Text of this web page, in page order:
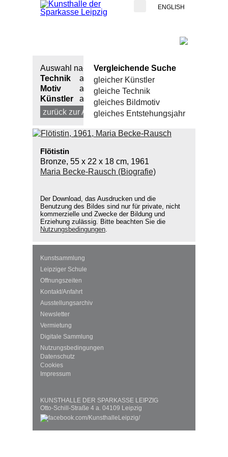
ENGLISH
Auswahl nach:
Technik
alle
Motiv
alle
Künstler
alle
zurück zur Auswahl
neue Suche
Vergleichende Suche
gleicher Künstler
gleiche Technik
gleiches Bildmotiv
gleiches Entstehungsjahr
Flötistin
Bronze, 55 x 22 x 18 cm, 1961
Maria Becke-Rausch (Biografie)
Der Download, das Ausdrucken und die
Benutzung des Bildes sind nur für private, nicht
kommerzielle und Zwecke der Bildung und
Erziehung zulässig. Bitte beachten Sie die
Nutzungsbedingungen.
Kunstsammlung
Leipziger Schule
Öffnungszeiten
Kontakt/Anfahrt
Ausstellungsarchiv
Newsletter
Vermietung
Digitale Sammlung
Nutzungsbedingungen
Datenschutz
Cookies
Impressum
KUNSTHALLE DER SPARKASSE LEIPZIG
Otto-Schill-Straße 4 a. 04109 Leipzig